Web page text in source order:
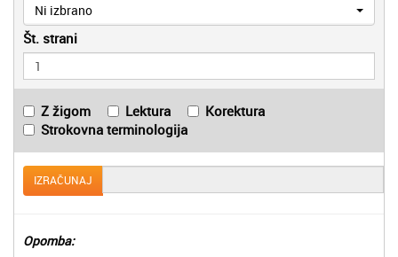
Ni izbrano
Št. strani
Z žigom Lektura
Korektura
Strokovna terminologija
IZRAČUNAJ
Opomba: